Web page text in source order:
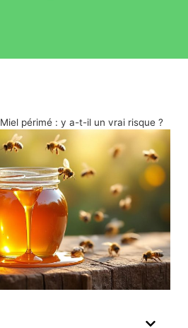
Miel périmé : y a-t-il un vrai risque ?